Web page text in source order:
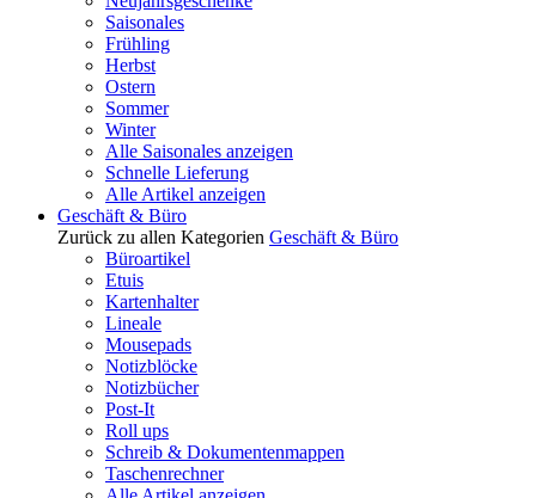
Saisonales
Frühling
Herbst
Ostern
Sommer
Winter
Alle Saisonales anzeigen
Schnelle Lieferung
Alle Artikel anzeigen
Geschäft & Büro
Zurück zu allen Kategorien Geschäft & Büro
Büroartikel
Etuis
Kartenhalter
Lineale
Mousepads
Notizblöcke
Notizbücher
Post-It
Roll ups
Schreib & Dokumentenmappen
Taschenrechner